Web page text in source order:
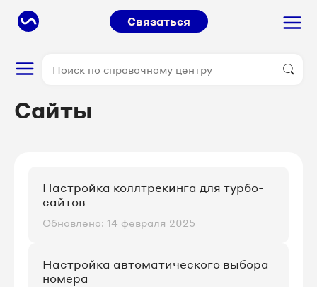
Связаться
Сайты
Настройка коллтрекинга для турбо-
сайтов
Обновлено: 14 февраля 2025
Настройка автоматического выбора
номера